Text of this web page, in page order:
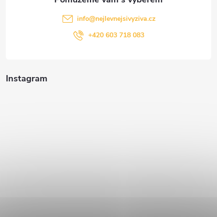
Instagram
info@nejlevnejsivyziva.cz
+420 603 718 083